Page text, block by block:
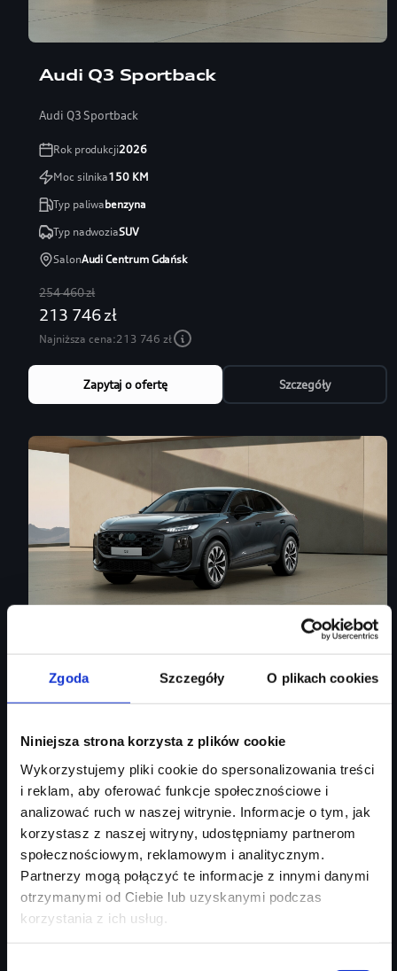
Zgoda Szczegóły O plikach cookies
Niniejsza strona korzysta z plików cookie
Wykorzystujemy pliki cookie do spersonalizowania treści
i reklam, aby oferować funkcje społecznościowe i
analizować ruch w naszej witrynie. Informacje o tym, jak
korzystasz z naszej witryny, udostępniamy partnerom
społecznościowym, reklamowym i analitycznym.
Partnerzy mogą połączyć te informacje z innymi danymi
otrzymanymi od Ciebie lub uzyskanymi podczas
korzystania z ich usług.
Audi Q3 Sportback
Audi Q3 Sportback
Rok produkcji2026
Moc silnika150KM
Typ paliwabenzyna
Typ nadwoziaSUV
SalonAudi Centrum Gdańsk
254 460 zł
213 746 zł
Najniższa cena:213 746 zł
Zapytaj o ofertę Szczegóły
Audi Q3 Sportback
Rok produkcji2026
Moc silnika150 KM
Typ paliwa benzyna
Typ nadwozia
SalonAudi Centrum Gdańsk
254 460 zł
213 746 zł